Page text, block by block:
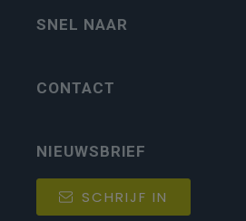
SNEL NAAR
CONTACT
NIEUWSBRIEF
SCHRIJF IN